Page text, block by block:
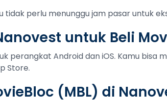
perlu menunggu jam pasar untuk
untuk Beli
perangkat Android dan iOS. Kamu bisa
Store.
(MBL) di